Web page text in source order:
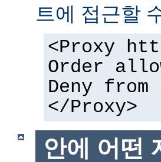
트에 접근할
<Proxy
Order
Deny
</Proxy>
안에 어떤